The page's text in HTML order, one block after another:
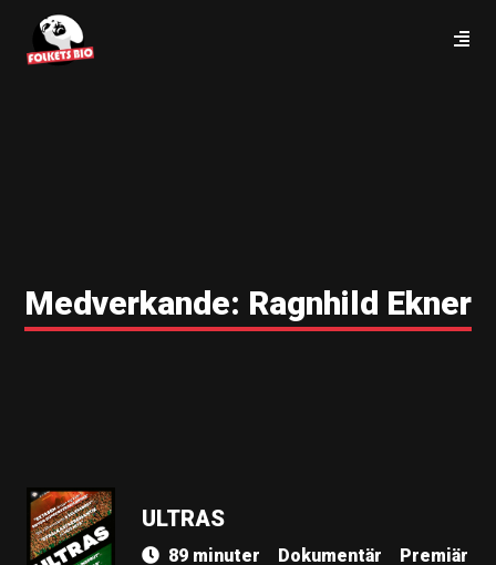
Medverkande: Ragnhild Ekner
ULTRAS
89 minuter Dokumentär
Premiär